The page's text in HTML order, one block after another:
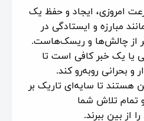
امروزی، ایجاد و حفظ یک
مبارزه و ایستادگی در
از چالش‌ها و ریسک‌هاست.
یا یک خبر کافی است تا
و بحرانی روبه‌رو کند.
هستند تا سایه‌ای تاریک بر
تمام تلاش شما
را از بین ببرند.